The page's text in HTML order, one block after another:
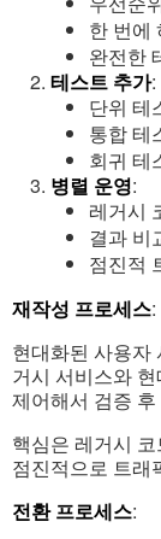
한 번에
완전한
테스트 추가:
단위 테
통합 테
회귀 테
병렬 운영:
레거시
결과 비
점진적
재작성 프로세스:
현대화된 사용자
거시 서비스와
제어해서 검증
핵심은 레거시
점진적으로 트래
전환 프로세스: